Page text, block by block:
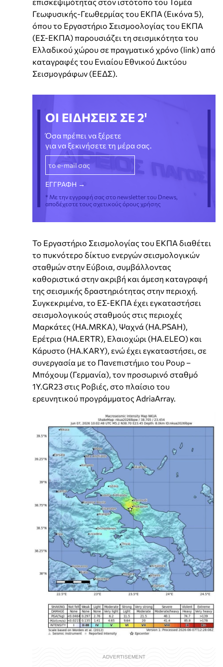
Γεωφυσικής-Γεωθερμίας του ΕΚΠΑ (Εικόνα 5),
όπου το Εργαστήριο Σεισμοολογίας του ΕΚΠΑ
(ΕΣ-ΕΚΠΑ) παρουσιάζει τη σεισμικότητα του
Ελλαδικού χώρου σε πραγματικό χρόνο (link) από
καταγραφές του Ενιαίου Εθνικού Δικτύου
Σεισμογράφων (ΕΕΔΣ).
ΟΙ ΕΙΔΗΣΕΙΣ ΣΕ 2'
Όσα πρέπει να ξέρετε
για να ξεκινήσετε τη μέρα σας.
* Με την εγγραφή σας στο newsletter του Dnews,
αποδέχεστε τους σχετικούς όρους χρήσης
Το Εργαστήριο Σεισμολογίας του ΕΚΠΑ διαθέτει
το πυκνότερο δίκτυο ενεργών σεισμολογικών
σταθμών στην Εύβοια, συμβάλλοντας
καθοριστικά στην ακριβή και άμεση καταγραφή
της σεισμικής δραστηριότητας στην περιοχή.
Συγκεκριμένα, το ΕΣ-ΕΚΠΑ έχει εγκαταστήσει
σεισμολογικούς σταθμούς στις περιοχές
Μαρκάτες (HA.MRKA), Ψαχνά (HA.PSAH),
Ερέτρια (HA.ERTR), Ελαιοχώρι (HA.ELEO) και
Κάρυστο (HA.KARY), ενώ έχει εγκαταστήσει, σε
συνεργασία με το Πανεπιστήμιο του Ρουρ –
Μπόχουμ (Γερμανία), τον προσωρινό σταθμό
1Y.GR23 στις Ροβιές, στο πλαίσιο του
ερευνητικού προγράμματος AdriaArray.